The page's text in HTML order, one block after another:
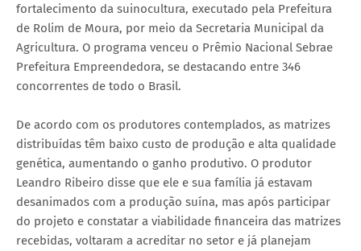
fortalecimento da suinocultura, executado pela Prefeitura
de Rolim de Moura, por meio da Secretaria Municipal da
Agricultura. O programa venceu o Prêmio Nacional Sebrae
Prefeitura Empreendedora, se destacando entre 346
concorrentes de todo o Brasil.
De acordo com os produtores contemplados, as matrizes
distribuídas têm baixo custo de produção e alta qualidade
genética, aumentando o ganho produtivo. O produtor
Leandro Ribeiro disse que ele e sua família já estavam
desanimados com a produção suína, mas após participar
do projeto e constatar a viabilidade financeira das matrizes
recebidas, voltaram a acreditar no setor e já planejam